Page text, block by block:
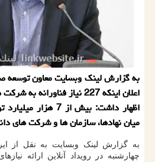
به گزارش لینک وبسایت معاون توسعه
اعلان اینکه 227 نیاز
اظهار داشت: بیش از 7
میان نهادها، سازمان ها و شرکت های
به گزارش لینک وبسایت به نقل از
چهارشنبه در رویداد آنلاین ارائه